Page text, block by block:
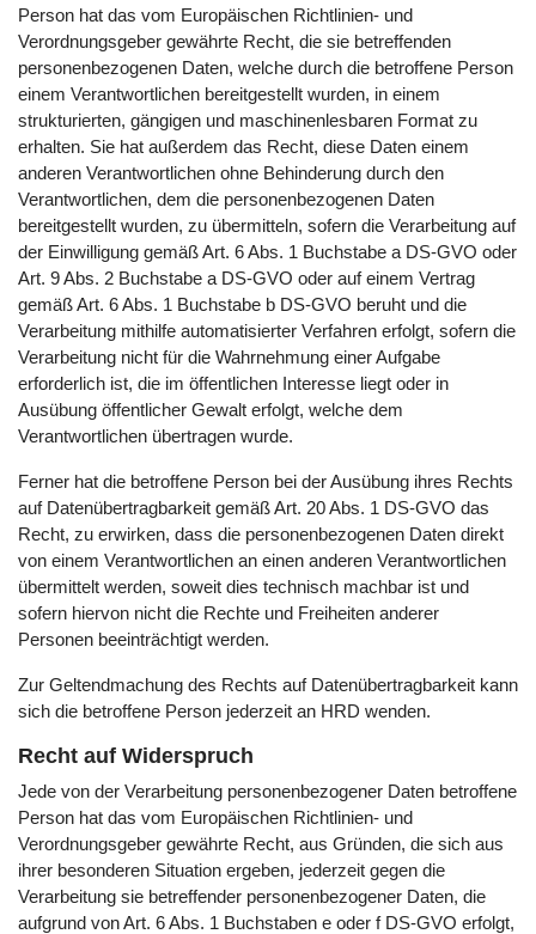
Person hat das vom Europäischen Richtlinien- und
Verordnungsgeber gewährte Recht, die sie betreffenden
personenbezogenen Daten, welche durch die betroffene Person
einem Verantwortlichen bereitgestellt wurden, in einem
strukturierten, gängigen und maschinenlesbaren Format zu
erhalten. Sie hat außerdem das Recht, diese Daten einem
anderen Verantwortlichen ohne Behinderung durch den
Verantwortlichen, dem die personenbezogenen Daten
bereitgestellt wurden, zu übermitteln, sofern die Verarbeitung auf
der Einwilligung gemäß Art. 6 Abs. 1 Buchstabe a DS-GVO oder
Art. 9 Abs. 2 Buchstabe a DS-GVO oder auf einem Vertrag
gemäß Art. 6 Abs. 1 Buchstabe b DS-GVO beruht und die
Verarbeitung mithilfe automatisierter Verfahren erfolgt, sofern die
Verarbeitung nicht für die Wahrnehmung einer Aufgabe
erforderlich ist, die im öffentlichen Interesse liegt oder in
Ausübung öffentlicher Gewalt erfolgt, welche dem
Verantwortlichen übertragen wurde.
Ferner hat die betroffene Person bei der Ausübung ihres Rechts
auf Datenübertragbarkeit gemäß Art. 20 Abs. 1 DS-GVO das
Recht, zu erwirken, dass die personenbezogenen Daten direkt
von einem Verantwortlichen an einen anderen Verantwortlichen
übermittelt werden, soweit dies technisch machbar ist und
sofern hiervon nicht die Rechte und Freiheiten anderer
Personen beeinträchtigt werden.
Zur Geltendmachung des Rechts auf Datenübertragbarkeit kann
sich die betroffene Person jederzeit an HRD wenden.
Recht auf Widerspruch
Jede von der Verarbeitung personenbezogener Daten betroffene
Person hat das vom Europäischen Richtlinien- und
Verordnungsgeber gewährte Recht, aus Gründen, die sich aus
ihrer besonderen Situation ergeben, jederzeit gegen die
Verarbeitung sie betreffender personenbezogener Daten, die
aufgrund von Art. 6 Abs. 1 Buchstaben e oder f DS-GVO erfolgt,